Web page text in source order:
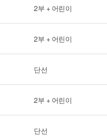
2부 + 어린이
2부 + 어린이
단선
2부 + 어린이
단선